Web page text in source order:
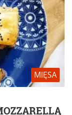
MIĘSA